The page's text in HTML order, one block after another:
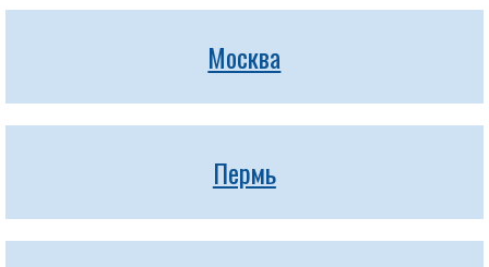
Москва
Пермь